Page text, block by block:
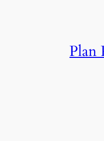
Plan